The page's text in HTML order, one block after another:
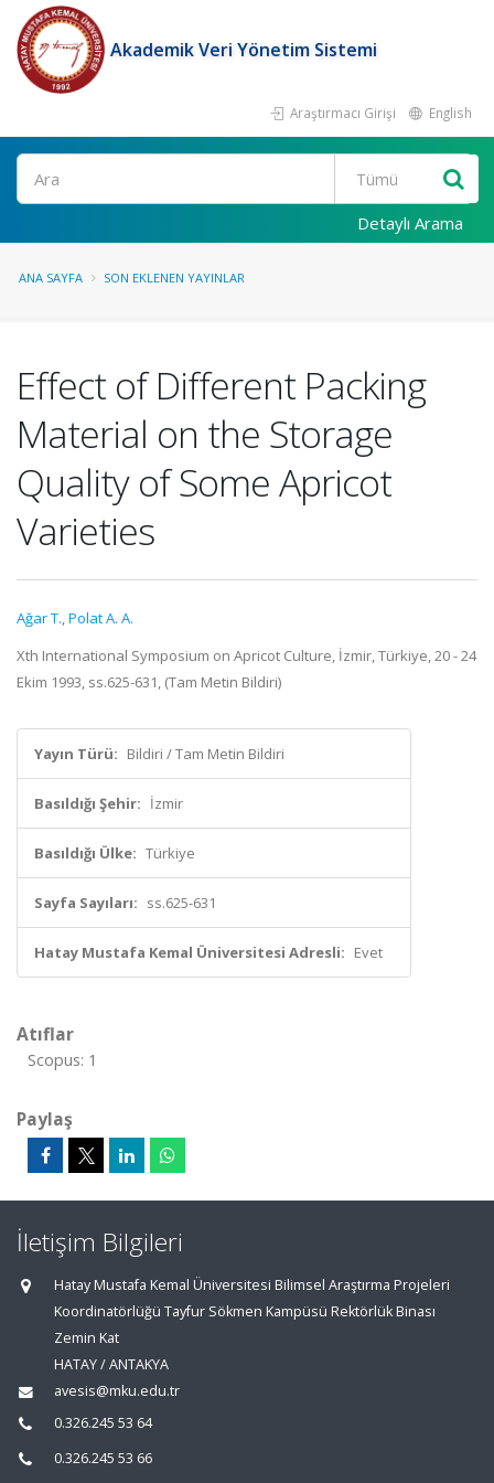
Akademik Veri Yönetim Sistemi
Araştırmacı Girişi English
Ara
Detaylı Arama
ANA SAYFA SON EKLENEN YAYINLAR
Effect of Different Packing
Material on the Storage
Quality of Some Apricot
Varieties
Ağar T.,Polat A. A.
Xth International Symposium on Apricot Culture, İzmir, Türkiye, 20 - 24
Ekim 1993, ss.625-631, (Tam Metin Bildiri)
Yayın Türü: Bildiri / Tam Metin Bildiri
Basıldığı Şehir: İzmir
Basıldığı Ülke: Türkiye
Sayfa Sayıları: ss.625-631
Hatay Mustafa Kemal Üniversitesi Adresli: Evet
Atıflar
Scopus: 1
Paylaş
İletişim Bilgileri
Hatay Mustafa Kemal Üniversitesi Bilimsel Araştırma Projeleri
Koordinatörlüğü Tayfur Sökmen Kampüsü Rektörlük Binası
Zemin Kat
HATAY / ANTAKYA
avesis@mku.edu.tr
0.326.245 53 64
0.326.245 53 66